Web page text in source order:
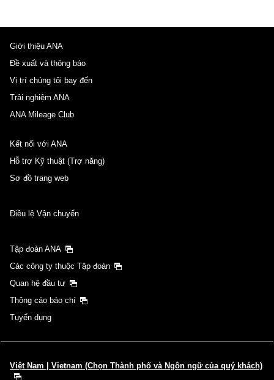
Giới thiệu ANA
Đề xuất và thông báo
Vị trí chúng tôi bay đến
Trải nghiệm ANA
ANA Mileage Club
Kết nối với ANA
Hỗ trợ Kỹ thuật (Trợ năng)
Sơ đồ trang web
Điều lệ Vận chuyển
Tập đoàn ANA
Các công ty thuộc Tập đoàn
Quan hệ đầu tư
Thông cáo báo chí
Tuyển dụng
Việt Nam | Vietnam (Chọn Thành phố và Ngôn ngữ của quý khách)